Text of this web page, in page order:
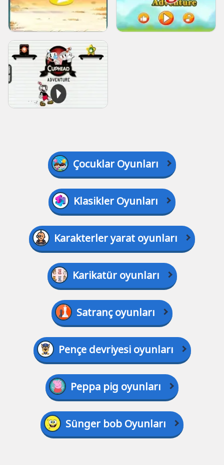
Çocuklar Oyunları
Klasikler Oyunları
Karakterler yarat oyunları
Karikatür oyunları
Satranç oyunları
Pençe devriyesi oyunları
Peppa pig oyunları
Sünger bob Oyunları